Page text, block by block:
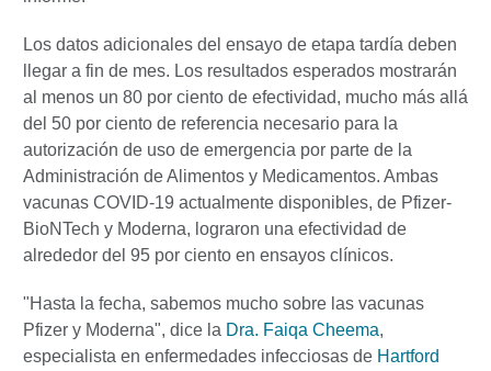
Los datos adicionales del ensayo de etapa tardía deben
llegar a fin de mes. Los resultados esperados mostrarán
al menos un 80 por ciento de efectividad, mucho más allá
del 50 por ciento de referencia necesario para la
autorización de uso de emergencia por parte de la
Administración de Alimentos y Medicamentos. Ambas
vacunas COVID-19 actualmente disponibles, de Pfizer-
BioNTech y Moderna, lograron una efectividad de
alrededor del 95 por ciento en ensayos clínicos.
"Hasta la fecha, sabemos mucho sobre las vacunas
Pfizer y Moderna", dice la Dra. Faiqa Cheema,
especialista en enfermedades infecciosas de Hartford